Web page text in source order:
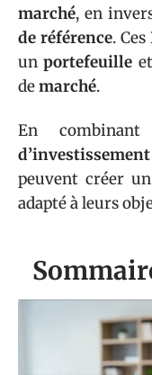
marché, en
de référence. Ces
unportefeuille
demarché.
En
peuvent créer un
adapté à leurs